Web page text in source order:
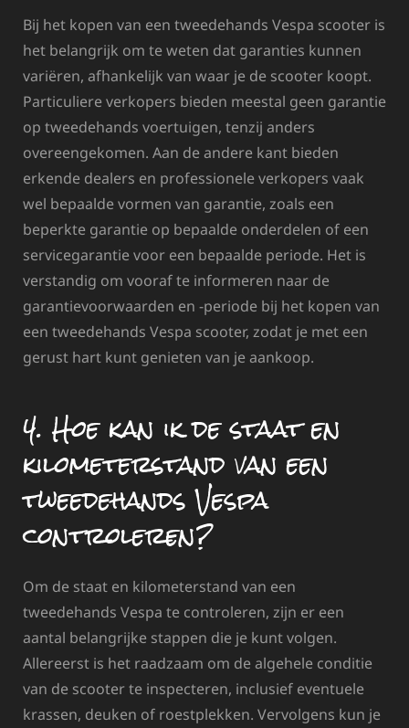
Bij het kopen van een tweedehands Vespa scooter is
het belangrijk om te weten dat garanties kunnen
variëren, afhankelijk van waar je de scooter koopt.
Particuliere verkopers bieden meestal geen garantie
op tweedehands voertuigen, tenzij anders
overeengekomen. Aan de andere kant bieden
erkende dealers en professionele verkopers vaak
wel bepaalde vormen van garantie, zoals een
beperkte garantie op bepaalde onderdelen of een
servicegarantie voor een bepaalde periode. Het is
verstandig om vooraf te informeren naar de
garantievoorwaarden en -periode bij het kopen van
een tweedehands Vespa scooter, zodat je met een
gerust hart kunt genieten van je aankoop.
4. Hoe kan ik de staat en
kilometerstand van een
tweedehands Vespa
controleren?
Om de staat en kilometerstand van een
tweedehands Vespa te controleren, zijn er een
aantal belangrijke stappen die je kunt volgen.
Allereerst is het raadzaam om de algehele conditie
van de scooter te inspecteren, inclusief eventuele
krassen, deuken of roestplekken. Vervolgens kun je